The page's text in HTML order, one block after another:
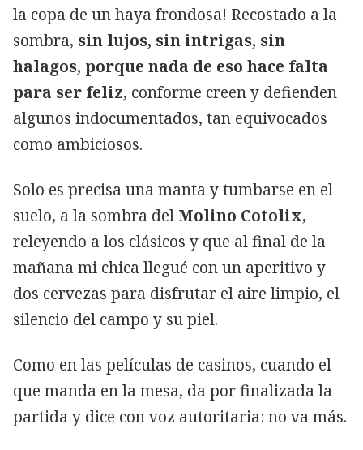
la copa de un haya frondosa! Recostado a la
sombra, sin lujos, sin intrigas, sin
halagos, porque nada de eso hace falta
para ser feliz, conforme creen y defienden
algunos indocumentados, tan equivocados
como ambiciosos.
Solo es precisa una manta y tumbarse en el
suelo, a la sombra del Molino Cotolix,
releyendo a los clásicos y que al final de la
mañana mi chica llegué con un aperitivo y
dos cervezas para disfrutar el aire limpio, el
silencio del campo y su piel.
Como en las películas de casinos, cuando el
que manda en la mesa, da por finalizada la
partida y dice con voz autoritaria: no va más.